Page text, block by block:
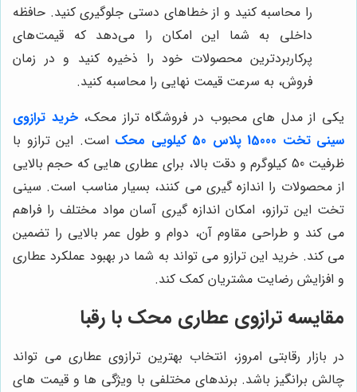
را محاسبه کنید و از خطاهای دستی جلوگیری کنید. حافظه
داخلی به شما این امکان را می‌دهد که قیمت‌های
پرکاربردترین محصولات خود را ذخیره کنید و در زمان
فروش، به سرعت قیمت نهایی را محاسبه کنید.
یکی از مدل های محبوب در فروشگاه تراز محک،خرید ترازوی
سینی تخت 15000 پلاس 50 کیلویی محک
است. این ترازو با
ظرفیت 50 کیلوگرم و دقت بالا، برای عطاری هایی که حجم بالایی
از محصولات را اندازه گیری می کنند، بسیار مناسب است. سینی
تخت این ترازو، امکان اندازه گیری آسان مواد مختلف را فراهم
می کند و طراحی مقاوم آن، دوام و طول عمر بالایی را تضمین
می کند. خرید این ترازو می تواند به شما در بهبود عملکرد عطاری
و افزایش رضایت مشتریان کمک کند.
مقایسه ترازوی عطاری محک با رقبا
در بازار رقابتی امروز، انتخاب بهترین ترازوی عطاری می تواند
چالش برانگیز باشد. برندهای مختلفی با ویژگی ها و قیمت های